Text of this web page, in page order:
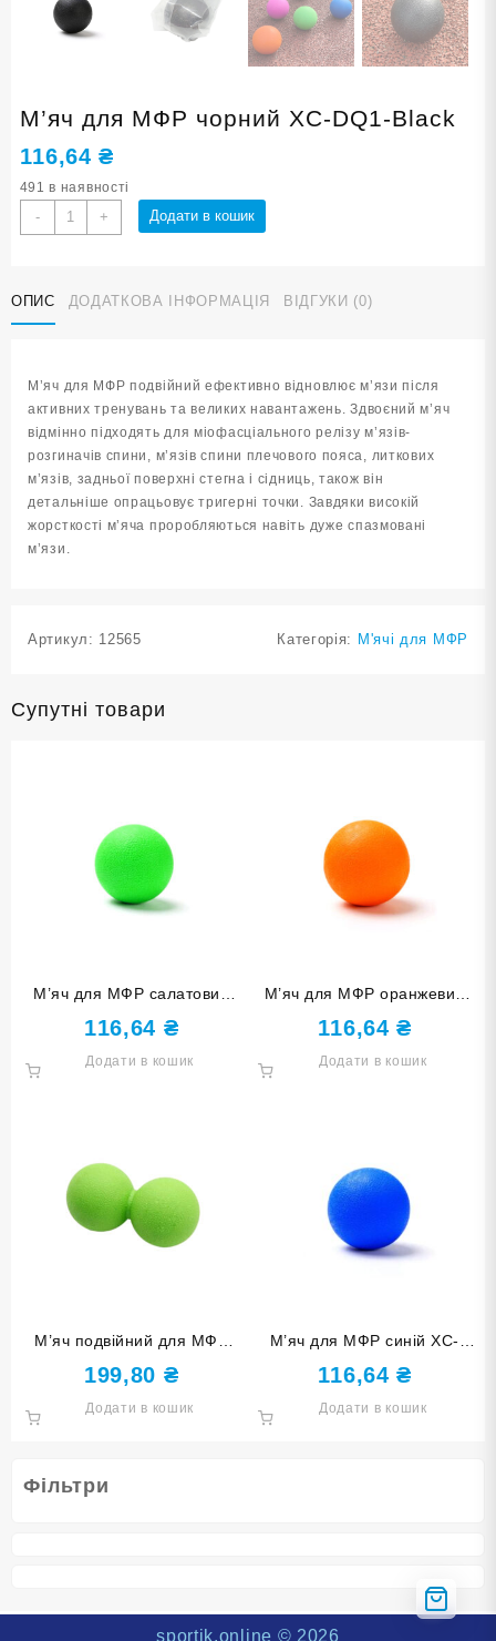
Фільтри
М’яч для МФР чорний XC-DQ1-Black
116,64₴
491 в наявності
-
М'яч
для
XC-
DQ1-
+ Додати в кошик
ОПИС ДОДАТКОВА ІНФОРМАЦІЯ ВІДГУКИ (0)
М’яч для МФР подвійний ефективно відновлює м’язи після
активних тренувань та великих навантажень. Здвоєний м’яч
відмінно підходять для міофасціального релізу м’язів-
розгиначів спини, м’язів спини плечового пояса, литкових
м’язів, задньої поверхні стегна і сідниць, також він
детальніше опрацьовує тригерні точки. Завдяки високій
жорсткості м’яча проробляються навіть дуже спазмовані
м’язи.
Артикул: 12565 Категорія: М'ячі для МФР
Супутні товари
М’яч для МФР салатовий
XC-DQ1-Light Green
116,64 ₴
Додати в кошик
М’яч для МФР оранжевий
XC-DQ1-Orange
116,64₴
Додати в кошик
М’яч подвійний для МФР
салатовий XC-SQ2-СА
199,80 ₴
Додати в кошик
М’яч для МФР синій XC-
DQ1-Blue
116,64₴
Додати в кошик
sportik.online © 2026